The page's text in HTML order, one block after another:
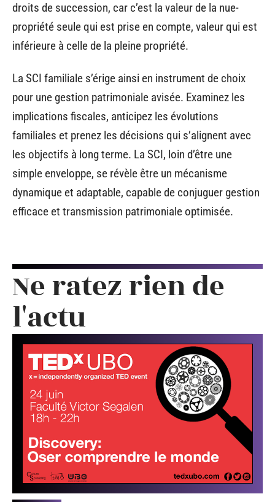
droits de succession, car c’est la valeur de la nue-
propriété seule qui est prise en compte, valeur qui est
inférieure à celle de la pleine propriété.
La SCI familiale s’érige ainsi en instrument de choix
pour une gestion patrimoniale avisée. Examinez les
implications fiscales, anticipez les évolutions
familiales et prenez les décisions qui s’alignent avec
les objectifs à long terme. La SCI, loin d’être une
simple enveloppe, se révèle être un mécanisme
dynamique et adaptable, capable de conjuguer gestion
efficace et transmission patrimoniale optimisée.
Ne ratez rien de
l'actu